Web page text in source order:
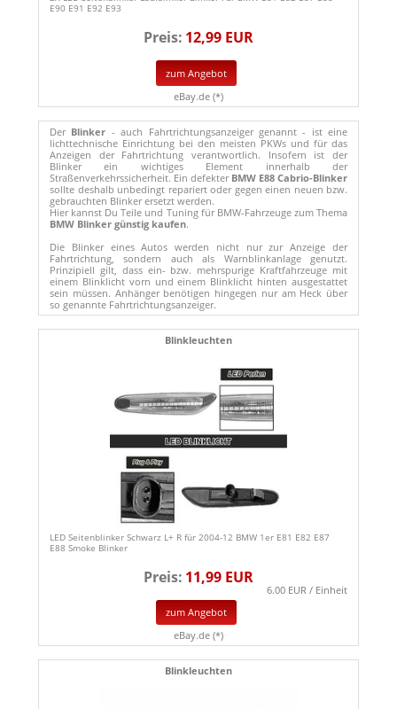
E90 E91 E92 E93
Preis: 12,99 EUR
zum Angebot
eBay.de (*)
Der Blinker - auch Fahrtrichtungsanzeiger genannt - ist eine
lichttechnische Einrichtung bei den meisten PKWs und für das
Anzeigen der Fahrtrichtung verantwortlich. Insofern ist der
Blinker ein wichtiges Element innerhalb der
Straßenverkehrssicherheit. Ein defekterBMW E88 Cabrio-Blinker
sollte deshalb unbedingt repariert oder gegen einen neuen bzw.
gebrauchten Blinker ersetzt werden.
Hier kannst Du Teile und Tuning für BMW-Fahrzeuge zum Thema
BMW Blinker günstig kaufen.
Die Blinker eines Autos werden nicht nur zur Anzeige der
Fahrtrichtung, sondern auch als Warnblinkanlage genutzt.
Prinzipiell gilt, dass ein- bzw. mehrspurige Kraftfahrzeuge mit
einem Blinklicht vorn und einem Blinklicht hinten ausgestattet
sein müssen. Anhänger benötigen hingegen nur am Heck über
so genannte Fahrtrichtungsanzeiger.
Blinkleuchten
LED Seitenblinker Schwarz L+ R für 2004-12 BMW 1er E81 E82 E87
E88 Smoke Blinker
Preis: 11,99 EUR
6.00 EUR / Einheit
zum Angebot
eBay.de (*)
Blinkleuchten